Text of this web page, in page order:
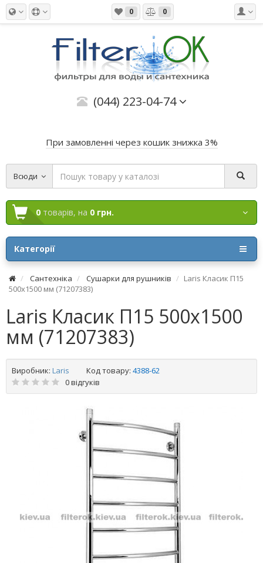
0 0
(044) 223-04-74
При замовленні через кошик знижка 3%
Всюди
0 товарів, на 0 грн.
Категорії
Сантехніка Сушарки для рушників
Laris Класик П15
500х1500 мм (71207383)
Laris Класик П15 500х1500
мм (71207383)
Виробник: Laris Код товару: 4388-62
0 відгуків